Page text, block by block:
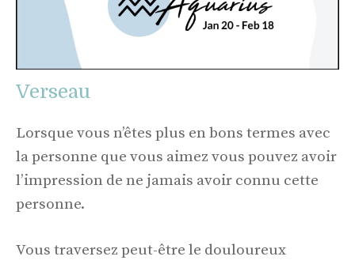
Verseau
Lorsque vous n’êtes plus en bons termes avec
la personne que vous aimez vous pouvez avoir
l’impression de ne jamais avoir connu cette
personne.
Vous traversez peut-être le douloureux